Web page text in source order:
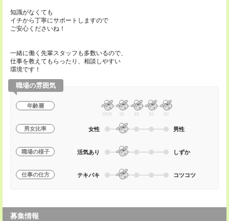
知識がなくても
イチから丁寧にサポートしますので
ご安心くださいね！
一緒に働く先輩スタッフも多数いるので、
仕事を教えてもらったり、相談しやすい
環境です！
職場の雰囲気
年齢層
20代 30 40 50 60
男女比率 女性 男性
職場の様子 活気あり しずか
仕事の仕方 テキパキ コツコツ
募集情報